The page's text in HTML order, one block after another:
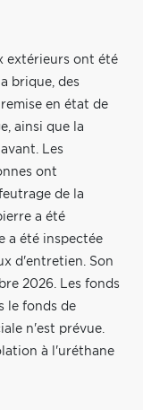
extérieurs ont été
brique, des
en état de
ainsi que la
Les
ont
de la
a été
a été inspectée
d'entretien. Son
2026. Les fonds
le fonds de
n'est prévue.
à l'uréthane